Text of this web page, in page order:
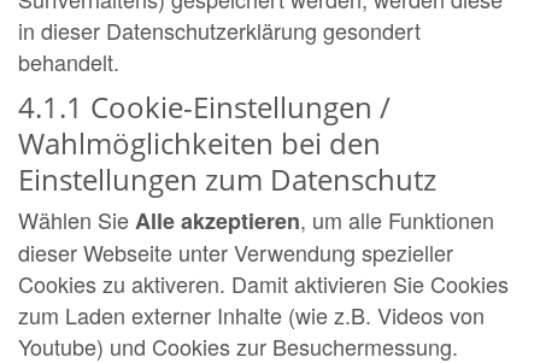
in dieser Datenschutzerklärung gesondert
behandelt.
4.1.1 Cookie-Einstellungen /
Wahlmöglichkeiten bei den
Einstellungen zum Datenschutz
Wählen SieAlle akzeptieren, um alle Funktionen
dieser Webseite unter Verwendung spezieller
Cookies zu aktiveren. Damit aktivieren Sie Cookies
zum Laden externer Inhalte (wie z.B. Videos von
Youtube) und Cookies zur Besuchermessung.